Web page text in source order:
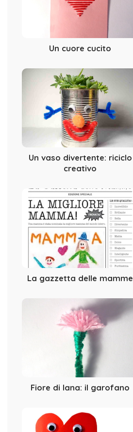
Un cuore cucito
Un vaso divertente: riciclo
creativo
La gazzetta delle mamme
Fiore di lana: il garofano